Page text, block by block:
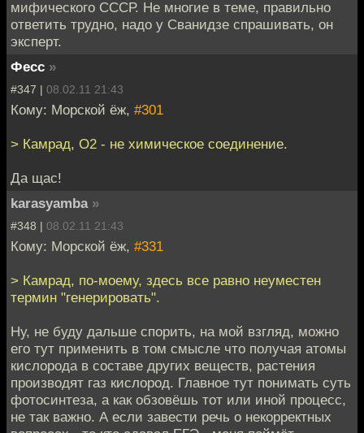
мифического СССР. Не многие в теме, правильно
ответить трудно, надо у Сванидзе спрашивать, он
эксперт.
Фесс »
#347 | 08.02.11 21:43
Кому: Морской ёж, #301
> Камрад, О2 - не химическое соединение.
Да щас!
karasyamba »
#348 | 08.02.11 21:43
Кому: Морской ёж, #331
> Камрад, по-моему, здесь все равно неуместен
термин "генерировать".
Ну, не буду дальше спорить, на мой взгляд, можно
его тут применить в том смысле что получая атомы
кислорода в составе других веществ, растения
производят газ кислород. Главное тут понимать суть
фотосинтеза, а как обзовёшь тот или иной процесс,
не так важно. А если завести речь о некорректных